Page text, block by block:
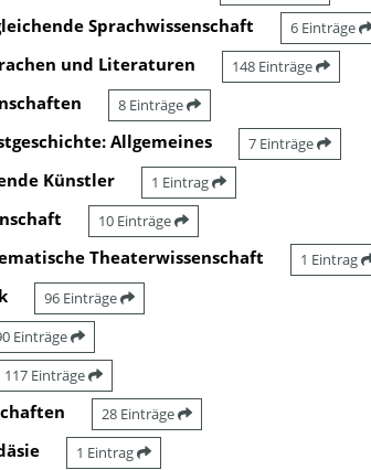
Sprachwissenschaft 6 Einträge
und Literaturen 148 Einträge
8 Einträge
Allgemeines 7 Einträge
Künstler 1 Eintrag
10 Einträge
Theaterwissenschaft 1 Eintrag
96 Einträge
Einträge
117 Einträge
28 Einträge
1 Eintrag